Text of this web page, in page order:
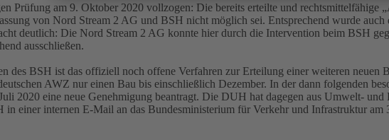
Prüfung am 9. Oktober 2020 vollzogen: Die bereits erteilte und
von Nord Stream 2 AG und BSH nicht möglich sei. Entsprechend wurde
deutlich: Die Nord Stream 2 AG konnte hier durch die Intervention beim BSH
ausschließen.
des BSH ist das offiziell noch offene Verfahren zur Erteilung einer weiteren neuen
AWZ nur einen Bau bis einschließlich Dezember. In der dann folgenden
2020 eine neue Genehmigung beantragt. Die DUH hat dagegen aus Umwelt-
einer internen E-Mail an das Bundesministerium für Verkehr und Infrastruktur